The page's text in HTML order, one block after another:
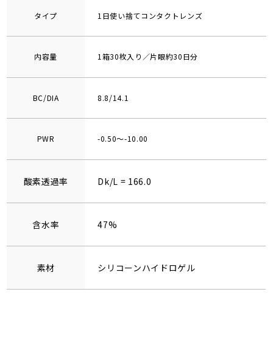
タイプ 1日使い捨てコンタクトレンズ
内容量 1箱30枚入り／片眼約30日分
BC/DIA 8.8/14.1
PWR -0.50～-10.00
酸素透過率 Dk/L = 166.0
含水率 47%
素材 シリコーンハイドロゲル